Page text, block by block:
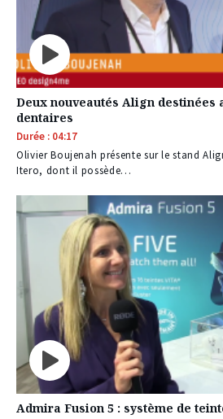
Deux nouveautés Align destinées
dentaires
Durée : 04:17
Olivier Boujenah présente sur le stand
Itero, dont il possède…
Admira Fusion 5 : système de